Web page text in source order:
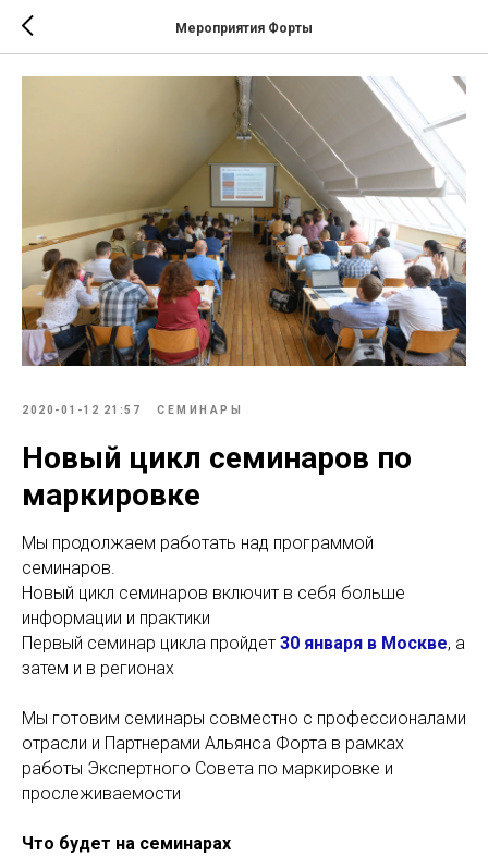
Мероприятия Форты
2020-01-12 21:57 СЕМИНАРЫ
Новый цикл семинаров по
маркировке
Мы продолжаем работать над программой
семинаров.
Новый цикл семинаров включит в себя больше
информации и практики
Первый семинар цикла пройдет 30 января в Москве, а
затем и в регионах
Мы готовим семинары совместно с профессионалами
отрасли и Партнерами Альянса Форта в рамках
работы Экспертного Совета по маркировке и
прослеживаемости
Что будет на семинарах